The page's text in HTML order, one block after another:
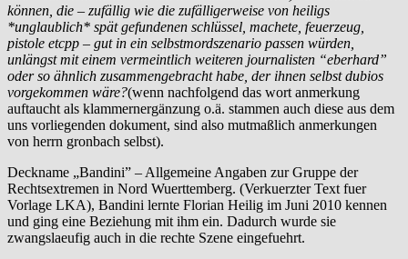
können, die – zufällig wie die zufälligerweise von heiligs
*unglaublich* spät gefundenen schlüssel, machete, feuerzeug,
pistole etcpp – gut in ein selbstmordszenario passen würden,
unlängst mit einem vermeintlich weiteren journalisten “eberhard”
oder so ähnlich zusammengebracht habe, der ihnen selbst dubios
vorgekommen wäre?(wenn nachfolgend das wort anmerkung
auftaucht als klammernergänzung o.ä. stammen auch diese aus dem
uns vorliegenden dokument, sind also mutmaßlich anmerkungen
von herrn gronbach selbst).
Deckname „Bandini” – Allgemeine Angaben zur Gruppe der
Rechtsextremen in Nord Wuerttemberg. (Verkuerzter Text fuer
Vorlage LKA), Bandini lernte Florian Heilig im Juni 2010 kennen
und ging eine Beziehung mit ihm ein. Dadurch wurde sie
zwangslaeufig auch in die rechte Szene eingefuehrt.